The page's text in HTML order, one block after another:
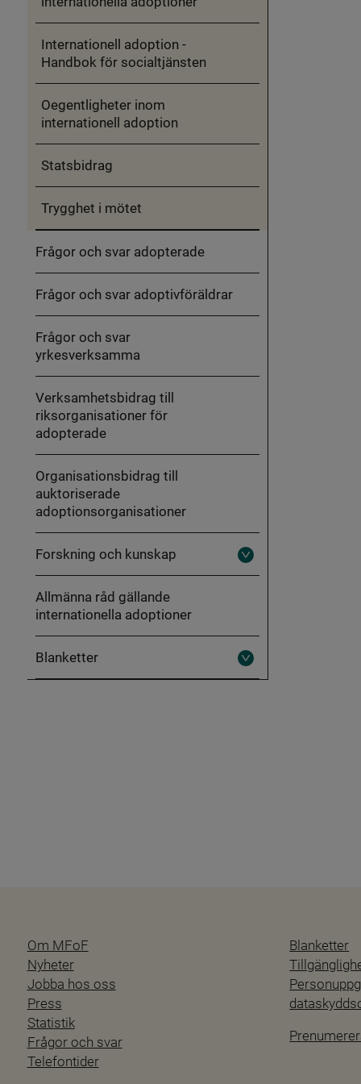
Internationell adoption -
Handbok för socialtjänsten
Oegentligheter inom
internationell adoption
Statsbidrag
Trygghet i mötet
Frågor och svar adopterade
Frågor och svar adoptivföräldrar
Frågor och svar
yrkesverksamma
Verksamhetsbidrag till
riksorganisationer för
adopterade
Organisationsbidrag till
auktoriserade
adoptionsorganisationer
Forskning och kunskap
Fäll
ut
Allmänna råd gällande
internationella adoptioner
Blanketter
Fäll
ut
Om MFoF
Nyheter
Jobba hos oss
Press
Statistik
Frågor och svar
Telefontider
Blanketter